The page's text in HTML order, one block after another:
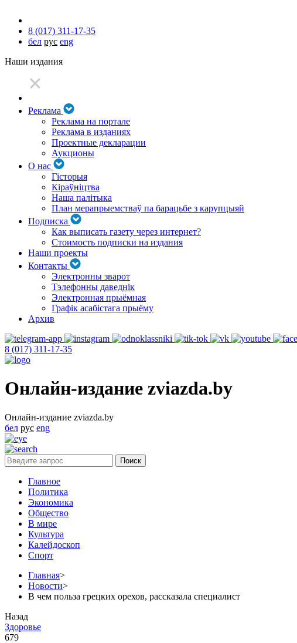
8 (017) 311-17-35
бел рус eng
Наши издания
Реклама
Реклама на портале
Реклама в изданиях
Проектные декларации
Аукционы
О нас
Гісторыя
Кіраўніцтва
Наша палітыка
План мерапрыемстваў па барацьбе з карупцыяй
Подписка
Как выписать газету через интернет?
Стоимость подписки на издания
Наши проекты
Контакты
Электронны зварот
Тэлефонны даведнік
Электронная прыёмная
Графік асабістага прыёму
Архив
8 (017) 311-17-35
Онлайн-издание zviazda.by
Онлайн-издание zviazda.by
бел рус eng
Главное
Политика
Экономика
Общество
В мире
Культура
Калейдоскоп
Спорт
Главная>
Новости>
В чем польза грецких орехов, рассказала специалист
Назад
Здоровье
679